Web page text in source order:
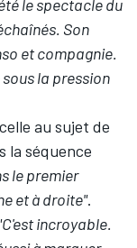
le spectacle du
Son
et compagnie.
la pression
au sujet de
la séquence
le premier
et à droite".
incroyable.